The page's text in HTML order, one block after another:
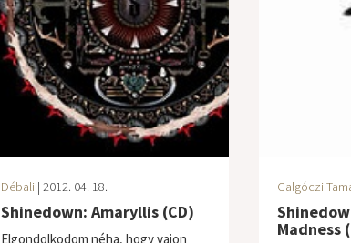
Débali | 2012. 04. 18.
Shinedown: Amaryllis (CD)
Elgondolkodom néha, hogy vajon
Galgóczi
Madness